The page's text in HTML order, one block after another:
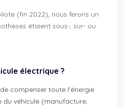
(fin 2022), nous ferons un
étaient sous-, sur- ou
électrique ?
compenser toute l’énergie
du véhicule (manufacture,